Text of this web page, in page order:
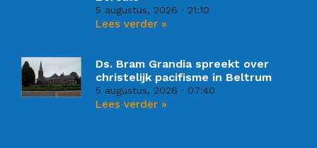
5 augustus, 2026 21:10
Lees verder »
Ds. Bram Grandia spreekt over
christelijk pacifisme in Beltrum
5 augustus, 2026 07:40
Lees verder »